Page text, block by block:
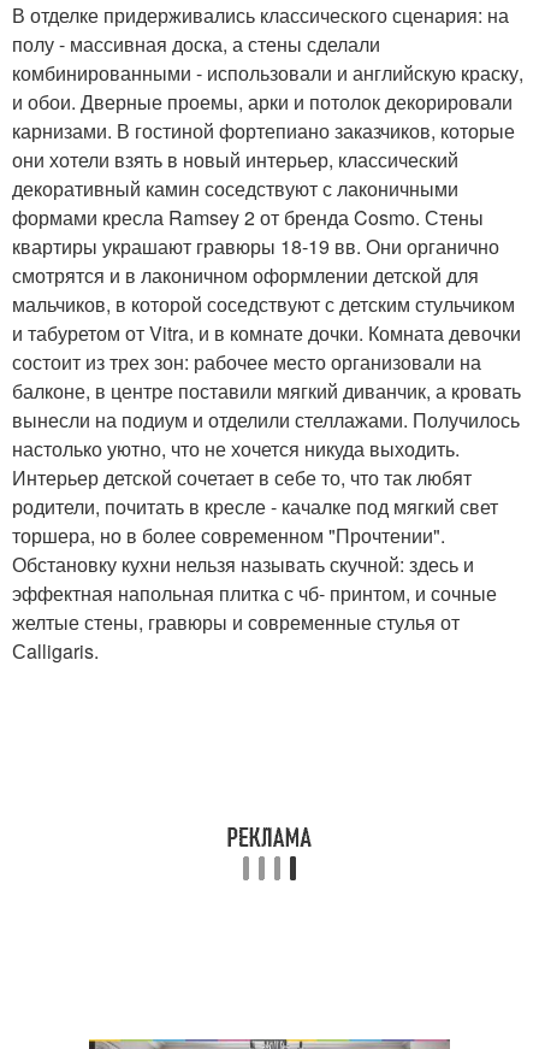
В отделке придерживались классического сценария: на
полу - массивная доска, а стены сделали
комбинированными - использовали и английскую краску,
и обои. Дверные проемы, арки и потолок декорировали
карнизами. В гостиной фортепиано заказчиков, которые
они хотели взять в новый интерьер, классический
декоративный камин соседствуют с лаконичными
формами кресла Ramsey 2 от бренда Cosmo. Стены
квартиры украшают гравюры 18-19 вв. Они органично
смотрятся и в лаконичном оформлении детской для
мальчиков, в которой соседствуют с детским стульчиком
и табуретом от Vitra, и в комнате дочки. Комната девочки
состоит из трех зон: рабочее место организовали на
балконе, в центре поставили мягкий диванчик, а кровать
вынесли на подиум и отделили стеллажами. Получилось
настолько уютно, что не хочется никуда выходить.
Интерьер детской сочетает в себе то, что так любят
родители, почитать в кресле - качалке под мягкий свет
торшера, но в более современном "Прочтении".
Обстановку кухни нельзя называть скучной: здесь и
эффектная напольная плитка с чб- принтом, и сочные
желтые стены, гравюры и современные стулья от
Сalligaris.